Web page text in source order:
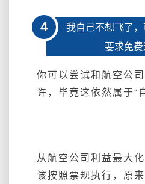
4
我自己不想飞了
要求免费
你可以尝试和航空公
许，毕竟这依然属于“
从航空公司利益最大
该按照票规执行，原